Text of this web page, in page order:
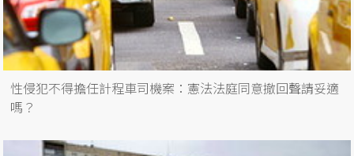
性侵犯不得擔任計程車司機案：憲法法庭同意撤回聲請妥適
嗎？